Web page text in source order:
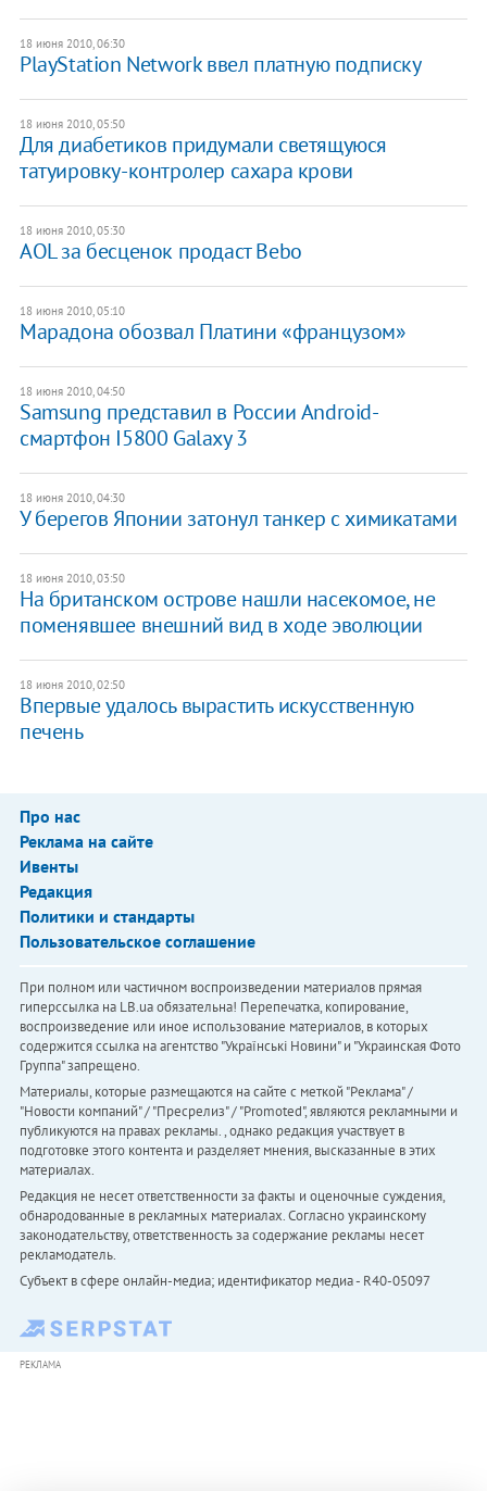
18 июня 2010, 06:30
PlayStation Network ввел платную подписку
18 июня 2010, 05:50
Для диабетиков придумали светящуюся
татуировку-контролер сахара крови
18 июня 2010, 05:30
AOL за бесценок продаст Bebo
18 июня 2010, 05:10
Марадона обозвал Платини «французом»
18 июня 2010, 04:50
Samsung представил в России Android-
смартфон I5800 Galaxy 3
18 июня 2010, 04:30
У берегов Японии затонул танкер с химикатами
18 июня 2010, 03:50
На британском острове нашли насекомое, не
поменявшее внешний вид в ходе эволюции
18 июня 2010, 02:50
Впервые удалось вырастить искусственную
печень
Про нас
Реклама на сайте
Ивенты
Редакция
Политики и стандарты
Пользовательское соглашение
При полном или частичном воспроизведении материалов прямая
гиперссылка на LB.ua обязательна! Перепечатка, копирование,
воспроизведение или иное использование материалов, в которых
содержится ссылка на агентство "Українськi Новини" и "Украинская Фото
Группа" запрещено.
Материалы, которые размещаются на сайте с меткой "Реклама" /
"Новости компаний" / "Пресрелиз" / "Promoted", являются рекламными и
публикуются на правах рекламы. , однако редакция участвует в
подготовке этого контента и разделяет мнения, высказанные в этих
материалах.
Редакция не несет ответственности за факты и оценочные суждения,
обнародованные в рекламных материалах. Согласно украинскому
законодательству, ответственность за содержание рекламы несет
рекламодатель.
Субъект в сфере онлайн-медиа; идентификатор медиа - R40-05097
РЕКЛАМА